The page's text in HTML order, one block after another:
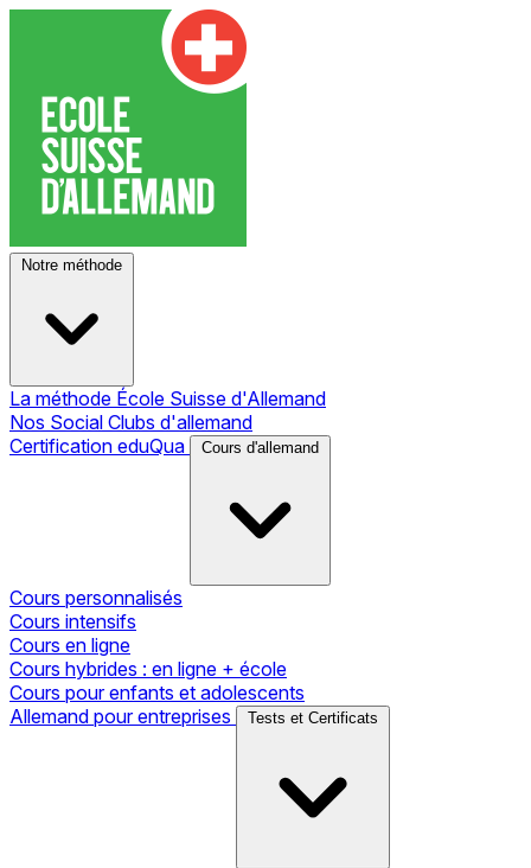
Notre méthode
La méthode École Suisse d'Allemand
Nos Social Clubs d'allemand
Certification eduQua
Cours d'allemand
Cours personnalisés
Cours intensifs
Cours en ligne
Cours hybrides : en ligne + école
Cours pour enfants et adolescents
Allemand pour entreprises
Tests et Certificats